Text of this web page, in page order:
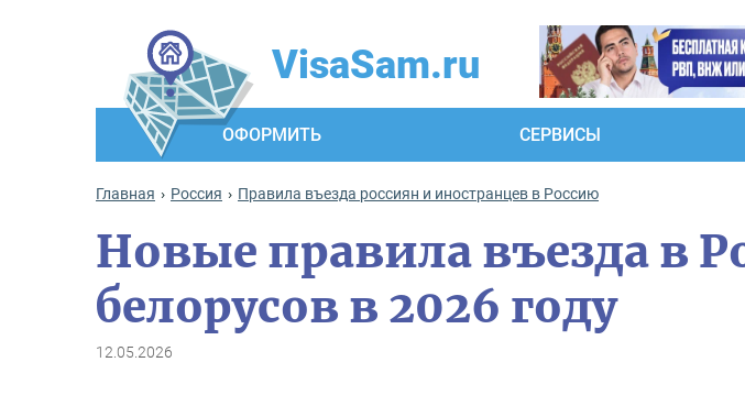
VisaSam.ru
ОФОРМИТЬ СЕРВИСЫ
Главная Россия Правила въезда россиян и иностранцев в Россию
Новые правила въезда в
белорусов в 2026 году
12.05.2026